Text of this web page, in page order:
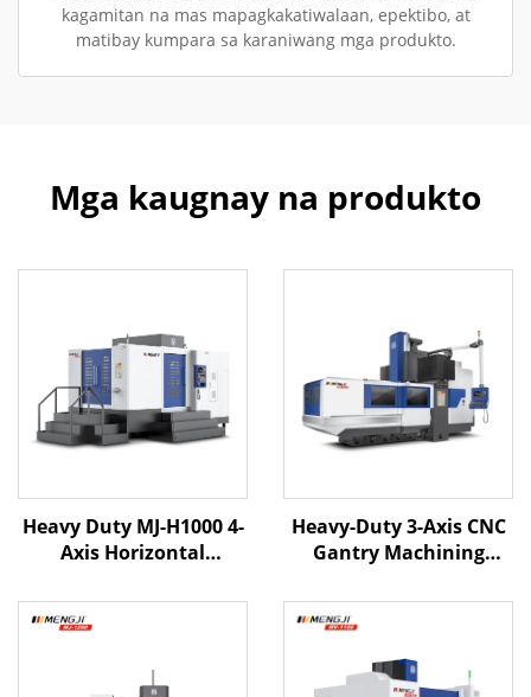
kagamitan na mas mapagkakatiwalaan, epektibo, at
matibay kumpara sa karaniwang mga produkto.
Mga kaugnay na produkto
Heavy Duty MJ-H1000 4-
Axis Horizontal
Y1000 Z1000 BT-50
Dalawang Linear na
na Riles
Heavy-Duty 3-Axis CNC
Gantry Machining
Y2200 Z1000 BT-50 Apat
na Linear Guides sa Z-
axis